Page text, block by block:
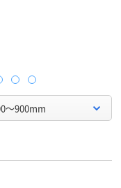
～900mm